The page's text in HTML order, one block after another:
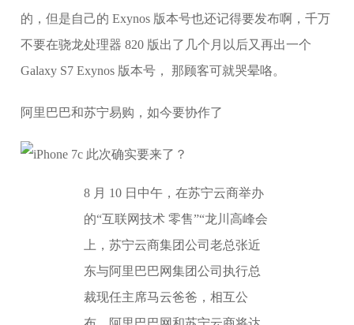
的，但是自己的 Exynos 版本号也还记得要发布啊，千万
不要在骁龙处理器 820 版出了几个月以后又再出一个
Galaxy S7 Exynos 版本号， 那顾客可就哭晕咯。
阿里巴巴和苏宁易购，如今要协作了
8 月 10 日中午，在苏宁云商举办
的“互联网技术 零售”“龙川高峰会
上，苏宁云商集团公司老总张近
东与阿里巴巴网集团公司执行总
裁现任主席马云爸爸，相互公